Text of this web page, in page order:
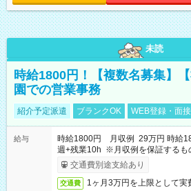
未読
時給1800円！【複数名募集】
園での営業事務
紹介予定派遣 ブランクOK WEB登録・面
給与
時給1800円 月収例 29万円 時給
週+残業10h ※月収例を保証するも
交通費別途支給あり
交通費 1ヶ月3万円を上限として実